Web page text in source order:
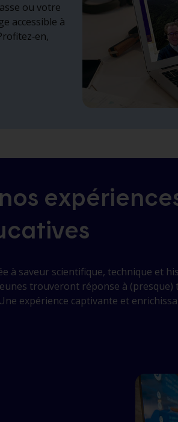
ou votre
accessible à
à saveur scientifique, technique et
trouveront réponse à (presque)
expérience captivante et